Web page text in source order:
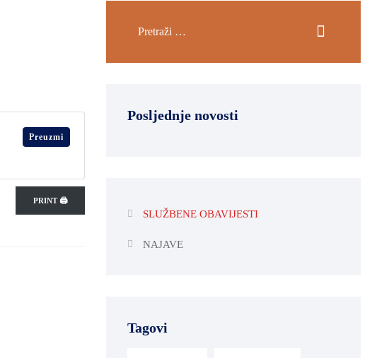
Preuzmi
PRINT 🖨
Posljednje novosti
SLUŽBENE OBAVIJESTI
NAJAVE
Tagovi